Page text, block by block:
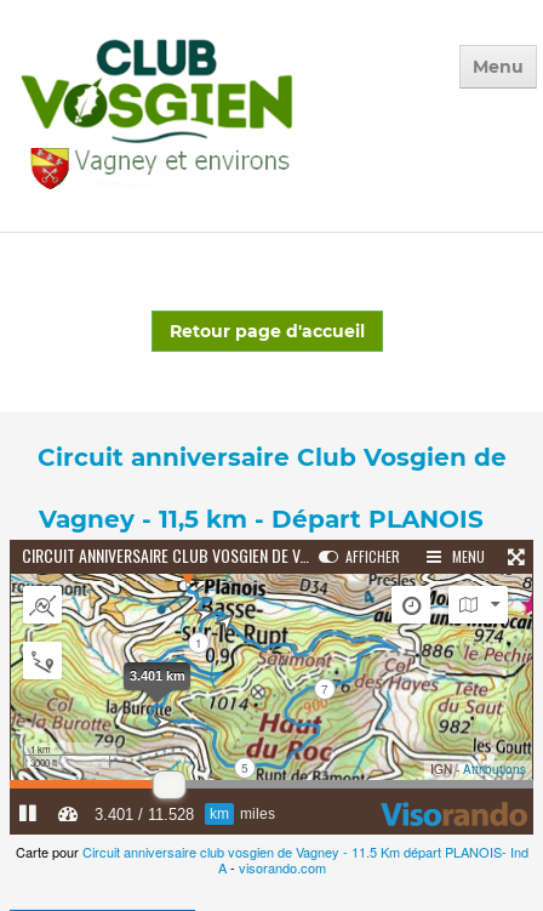
Menu
Photos des Sorties
Environnement▼
Adhésion
Retour page d'accueil
Circuit anniversaire Club Vosgien de
Vagney - 11,5 km - Départ PLANOIS
Carte pourCircuit anniversaire club vosgien de Vagney - 11.5 Km départ PLANOIS- Ind
A- visorando.com